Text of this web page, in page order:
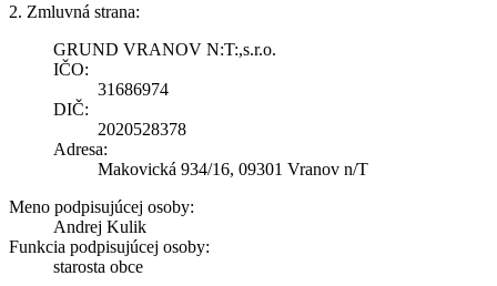
2. Zmluvná strana:
GRUND VRANOV N:T:,s.r.o.
IČO:
31686974
DIČ:
2020528378
Adresa:
Makovická 934/16, 09301 Vranov n/T
Meno podpisujúcej osoby:
Andrej Kulik
Funkcia podpisujúcej osoby:
starosta obce